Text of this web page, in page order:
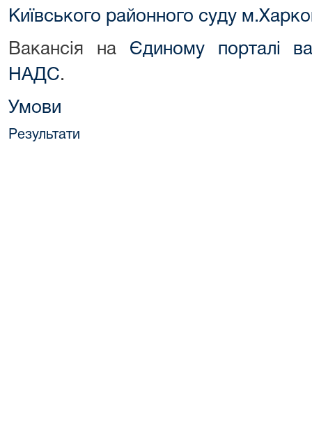
Київського районного суду
Вакансія на Єдиному порталі
НАДС.
Умови
Результати